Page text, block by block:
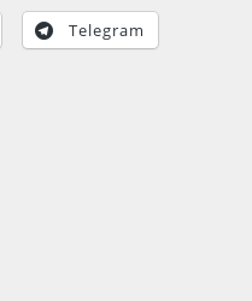
Telegram